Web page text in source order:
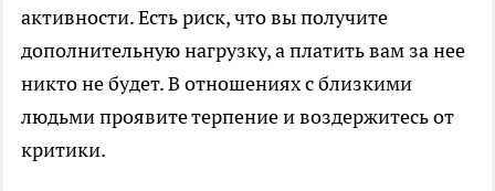
активности. Есть риск, что вы получите
дополнительную нагрузку, а платить вам за нее
никто не будет. В отношениях с близкими
людьми проявите терпение и воздержитесь от
критики.